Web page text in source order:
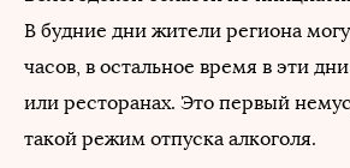
В будние дни жители региона
часов, в остальное время в эти
или ресторанах. Это первый
такой режим отпуска алкоголя.